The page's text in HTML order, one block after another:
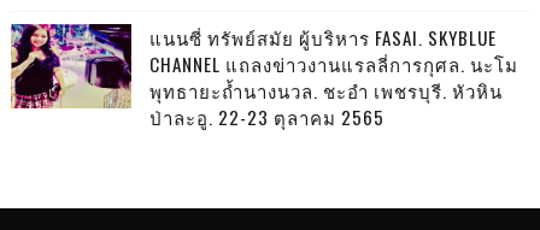
แนนซี่ ทรัพย์สมัย ผู้บริหาร FASAI. SKYBLUE
CHANNEL แถลงข่าวงานแรลลี่การกุศล. นะโม
พุทธายะถ้ำนางนวล. ชะอำ เพชรบุรี. หัวหิน
ป่าละอู. 22-23 ตุลาคม 2565